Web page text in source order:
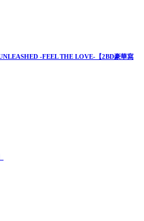
-FEEL THE LOVE-【2BD豪華寫